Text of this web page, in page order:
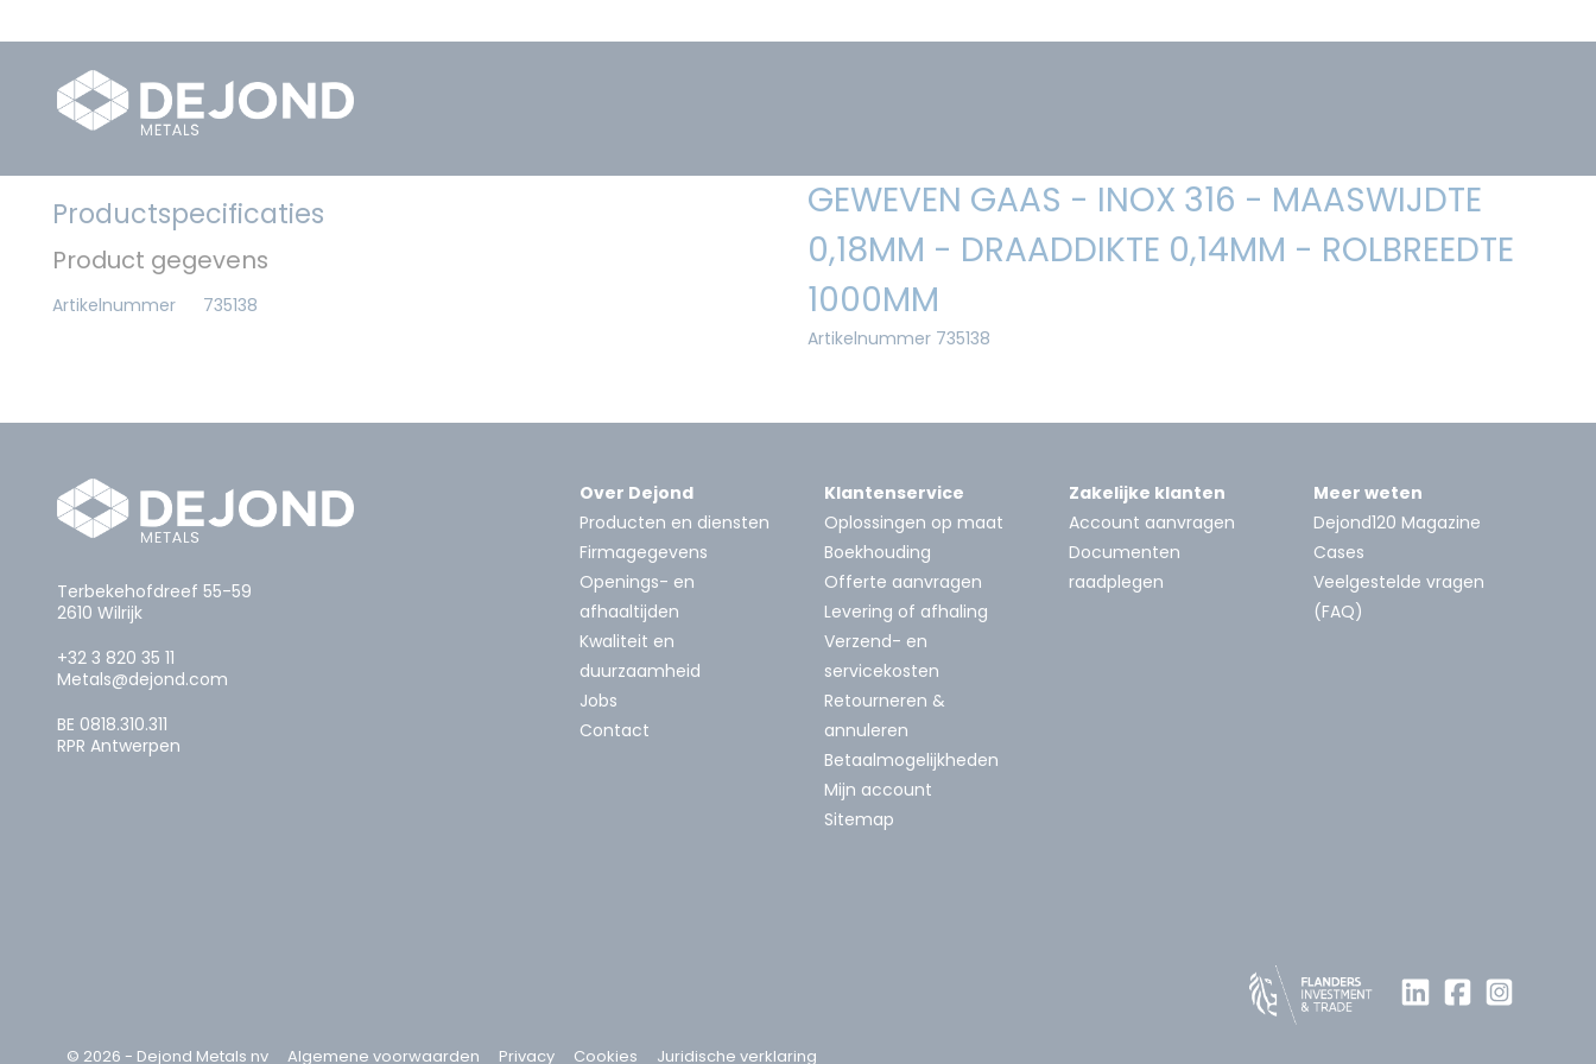
Productspecificaties
Product gegevens
Artikelnummer 735138
GEWEVEN GAAS - INOX 316 - MAASWIJDTE
0,18MM - DRAADDIKTE 0,14MM - ROLBREEDTE
1000MM
Artikelnummer 735138
Terbekehofdreef 55-59
2610 Wilrijk
+32 3 820 35 11
Metals@dejond.com
BE 0818.310.311
RPR Antwerpen
Over Dejond
Producten en diensten
Firmagegevens
Openings- en
afhaaltijden
Kwaliteit en
duurzaamheid
Jobs
Contact
Klantenservice
Oplossingen op maat
Boekhouding
Offerte aanvragen
Levering of afhaling
Verzend- en
servicekosten
Retourneren &
annuleren
Betaalmogelijkheden
Mijn account
Sitemap
Zakelijke klanten
Account aanvragen
Documenten
raadplegen
Meer weten
Dejond120 Magazine
Cases
Veelgestelde vragen
(FAQ)
© 2026 - Dejond Metals nv Algemene voorwaarden Privacy Cookies Juridische verklaring